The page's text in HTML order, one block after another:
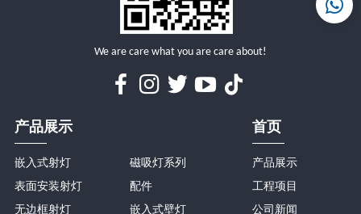
We are care what you are care about!
产品展示
嵌入式射灯
表面安装射灯
无边框射灯
磁吸灯系列
配件
嵌入式壁灯
首页
产品展示
工程项目
公司新闻